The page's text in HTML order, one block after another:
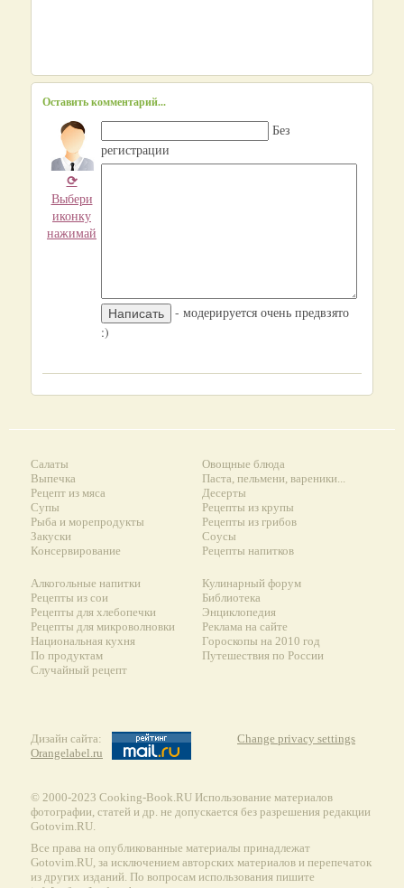
Оставить комментарий...
⟳
Выбери
иконку
нажимай
Без
регистрации
- модерируется очень предвзято
:)
Салаты
Выпечка
Рецепт из мяса
Супы
Рыба и морепродукты
Закуски
Консервирование
Овощные блюда
Паста, пельмени, вареники...
Десерты
Рецепты из крупы
Рецепты из грибов
Соусы
Рецепты напитков
Алкогольные напитки
Рецепты из сои
Рецепты для хлебопечки
Рецепты для микроволновки
Национальная кухня
По продуктам
Случайный рецепт
Кулинарный форум
Библиотека
Энциклопедия
Реклама на сайте
Гороскопы на 2010 год
Путешествия по России
Дизайн сайта:
Orangelabel.ru
Change privacy settings
© 2000-2023 Сooking-Book.RU Использование материалов
фотографии, статей и др. не допускается без разрешения редакции
Gotovim.RU.
Все права на опубликованные материалы принадлежат
Gotovim.RU, за исключением авторских материалов и перепечаток
из других изданий. По вопросам использования пишите